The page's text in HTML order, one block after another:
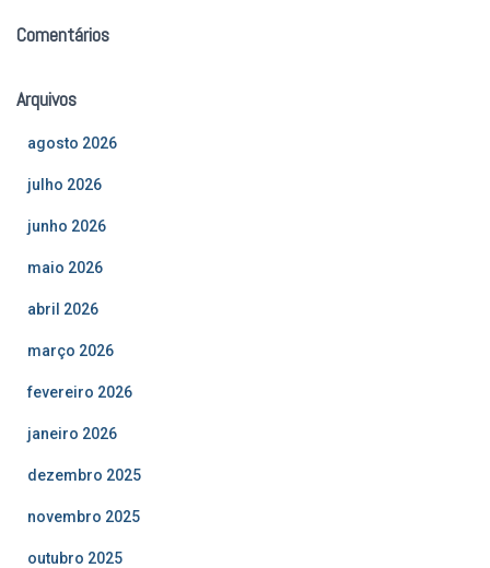
Comentários
Arquivos
agosto 2026
julho 2026
junho 2026
maio 2026
abril 2026
março 2026
fevereiro 2026
janeiro 2026
dezembro 2025
novembro 2025
outubro 2025